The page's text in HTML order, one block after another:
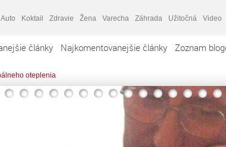
Auto Koktail Zdravie Žena Varecha Záhrada Užitočná Video
články Najkomentovanejšie články Zoznam
oteplenia